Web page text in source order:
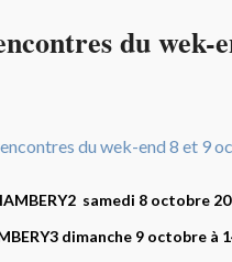
du wek-
samedi 8 octobre
dimanche 9 octobre à